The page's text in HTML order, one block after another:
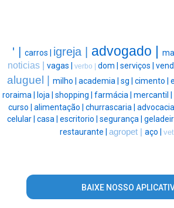
' | carros | igreja | advogado |
noticias | vagas | verbo | dom | serviços |
aluguel | milho | academia | sg | cimento |
roraima | loja | shopping | farmácia | mercantil |
curso | alimentação | churrascaria |
celular | casa | escritorio | segurança |
restaurante | agropet | aço |
BAIXE NOSSO